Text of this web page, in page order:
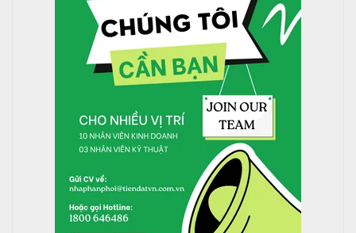
Bước 1: Điều kiện lắp đặt
Chọn vị trí mặt phẳng, chắc chắn, chịu được tải
trọng của bồn khi đầy nước.
Đảm bảo phần chân đế tiếp xúc tốt với mặt phẳng cố
Tránh lắp đặt gần đường điện, cây lớn hoặc sát mép
tường để đảm bảo an toàn.
Bước 2: Chuẩn bị dụng cụ lắp đặt
Dụng cụ cần thiết: kìm điện, kìm mỏ vịt, kìm nước,
cút kép mang sông, cờ lê, băng tan, tua vít, ốc vít,